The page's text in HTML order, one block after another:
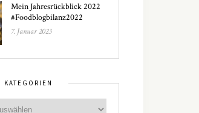
Mein Jahresrückblick 2022
#Foodblogbilanz2022
7. Januar 2023
KATEGORIEN